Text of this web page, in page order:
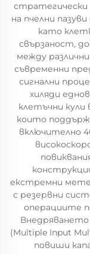
стратегически
на пчелни
като
свързаност,
между
съвременни
сигнални
хиляди
клетъчни
които
включително
екстремни
с резервни
операциите
(Multiple Input
повиши